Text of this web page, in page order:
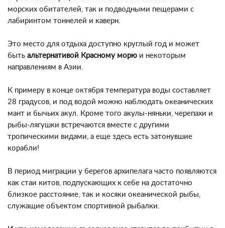
морских обитателей, так и подводными пещерами с
лабиринтом тоннелей и каверн.
Это место для отдыха доступно круглый год и может
быть альтернативой Красному морю и некоторым
направлениям в Азии.
К примеру в конце октября температура воды составляет
28 градусов, и под водой можно наблюдать океанических
мант и бычьих акул. Кроме того акулы-няньки, черепахи и
рыбы-лягушки встречаются вместе с другими
тропическими видами, а еще здесь есть затонувшие
корабли!
В период миграции у берегов архипелага часто появляются
как стаи китов, подпускающих к себе на достаточно
близкое расстояние, так и косяки океанической рыбы,
служащие объектом спортивной рыбалки.